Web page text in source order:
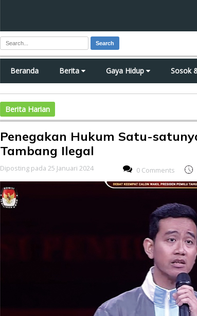
Search
Beranda Berita Gaya Hidup Sosok
Berita Harian
Penegakan Hukum Satu-
Tambang Ilegal
Diposting pada 25 Januari 2024 0 Comments